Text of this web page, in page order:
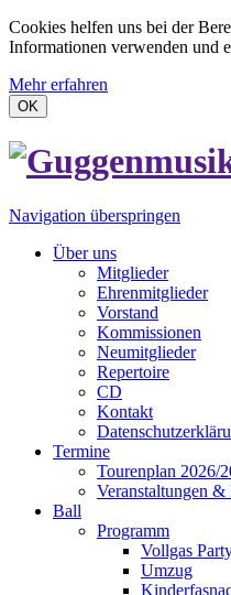
Cookies helfen uns bei der
Informationen verwenden und
Mehr erfahren
OK
Navigation überspringen
Über uns
Mitglieder
Ehrenmitglieder
Vorstand
Kommissionen
Neumitglieder
Repertoire
CD
Kontakt
Termine
Tourenplan 2026/
Veranstaltungen &
Ball
Programm
Vollgas
Umzug